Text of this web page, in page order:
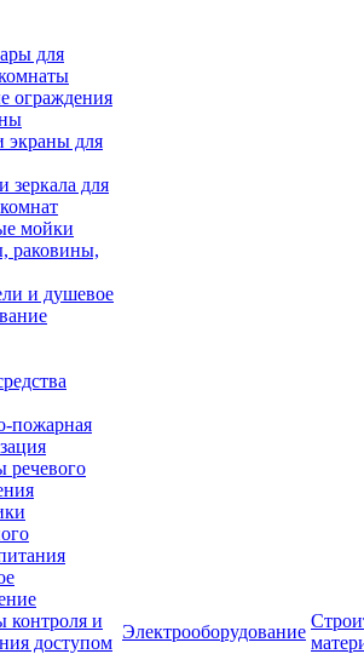
для
ограждения
для
зеркала для
мойки
раковины,
и душевое
пожарная
речевого
контроля и
доступом
Электрооборудование